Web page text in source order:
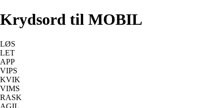
Krydsord til MOBIL
LØS
LET
APP
VIPS
KVIK
VIMS
RASK
AGIL